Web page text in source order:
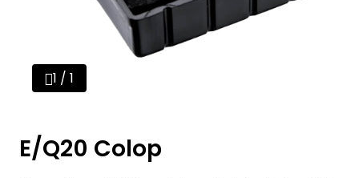
1 / 1
E/Q20 Colop